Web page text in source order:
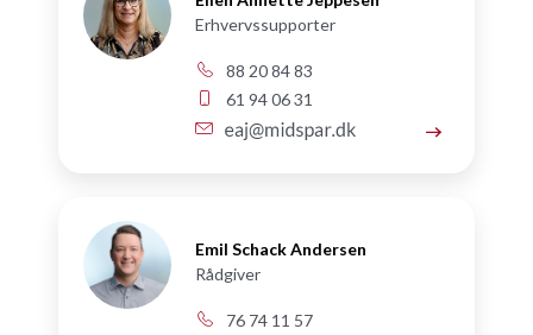
Erhvervssupporter
88 20 84 83
61 94 06 31
Emil Schack Andersen
Rådgiver
76 74 11 57